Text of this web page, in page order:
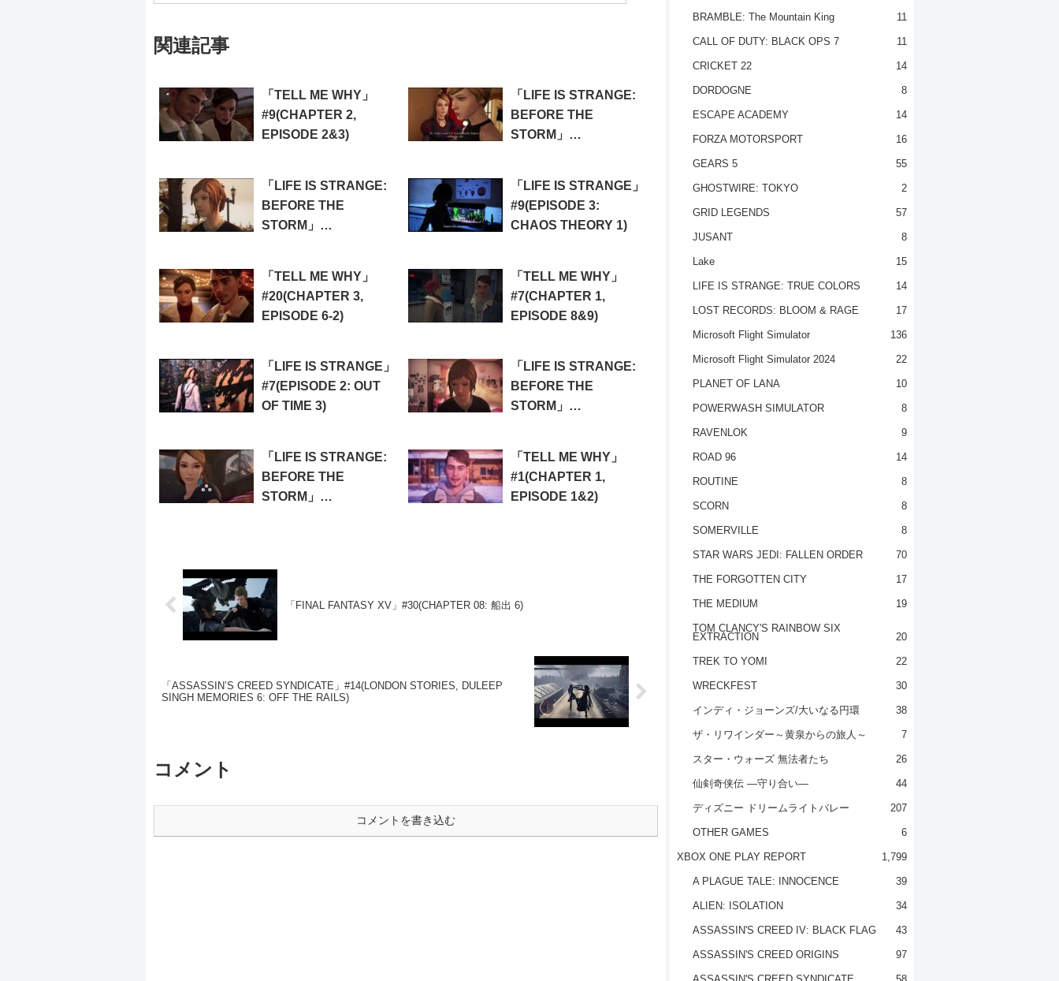
関連記事
「TELL ME WHY」
#9(CHAPTER 2,
EPISODE 2&3)
「LIFE IS STRANGE:
BEFORE THE
STORM」
WORLD(The Tempest
Backstage))
「LIFE IS STRANGE:
BEFORE THE
STORM」
WORLD(Blackwell
Courtyard))
「LIFE IS STRANGE」
#9(EPISODE 3:
CHAOS THEORY 1)
「TELL ME WHY」
#20(CHAPTER 3,
EPISODE 6-2)
「TELL ME WHY」
#7(CHAPTER 1,
EPISODE 8&9)
「LIFE IS STRANGE」
#7(EPISODE 2: OUT
OF TIME 3)
「LIFE IS STRANGE:
BEFORE THE
STORM」
Home))
「LIFE IS STRANGE:
BEFORE THE
STORM」
Junkyard))
「TELL ME WHY」
#1(CHAPTER 1,
EPISODE 1&2)
「FINAL FANTASY XV」#30(CHAPTER 08: 船出 6)
「ASSASSIN’S CREED SYNDICATE」#14(LONDON STORIES, DULEEP
SINGH MEMORIES 6: OFF THE RAILS)
コメント
コメントを書き込む
BRAMBLE: The Mountain King 11
CALL OF DUTY: BLACK OPS 7 11
CRICKET 22 14
DORDOGNE 8
ESCAPE ACADEMY 14
FORZA MOTORSPORT 16
GEARS 5 55
GHOSTWIRE: TOKYO 2
GRID LEGENDS 57
JUSANT 8
Lake 15
LIFE IS STRANGE: TRUE COLORS 14
LOST RECORDS: BLOOM & RAGE 17
Microsoft Flight Simulator 136
Microsoft Flight Simulator 2024 22
PLANET OF LANA 10
POWERWASH SIMULATOR 8
RAVENLOK 9
ROAD 96 14
ROUTINE 8
SCORN 8
SOMERVILLE 8
STAR WARS JEDI: FALLEN ORDER 70
THE FORGOTTEN CITY 17
THE MEDIUM 19
TOM CLANCY'S RAINBOW SIX
EXTRACTION 20
TREK TO YOMI 22
WRECKFEST 30
インディ・ジョーンズ/大いなる円環 38
ザ・リワインダー～黄泉からの旅人～ 7
スター・ウォーズ 無法者たち 26
仙剣奇侠伝 ―守り合い― 44
ディズニー ドリームライトバレー 207
OTHER GAMES 6
XBOX ONE PLAY REPORT 1,799
A PLAGUE TALE: INNOCENCE 39
ALIEN: ISOLATION 34
ASSASSIN'S CREED IV: BLACK FLAG 43
ASSASSIN'S CREED ORIGINS 97